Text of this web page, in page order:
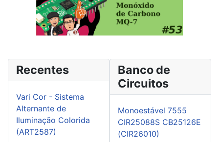
Recentes
Vari Cor - Sistema
Alternante de
Iluminação Colorida
(ART2587)
Banco de
Circuitos
Monoestável 7555
CIR25088S CB25126E
(CIR26010)